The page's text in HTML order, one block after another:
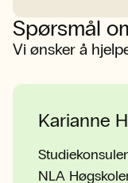
Spørsmål
Vi ønsker å
Karianne
NLA